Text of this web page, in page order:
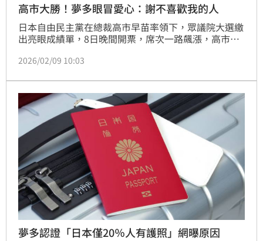
高市大勝！夢多眼冒愛心：謝不喜歡我的人
日本自由民主黨在總裁高市早苗率領下，眾議院大選繳
出亮眼成績單，8日晚間開票，席次一路飆漲，高市早
88.7%，消息一出後網友紛紛到相當愛台灣的藝人「夢
2026/02/09 10:03
夢多認證「日本僅20％人有護照」網曝原因